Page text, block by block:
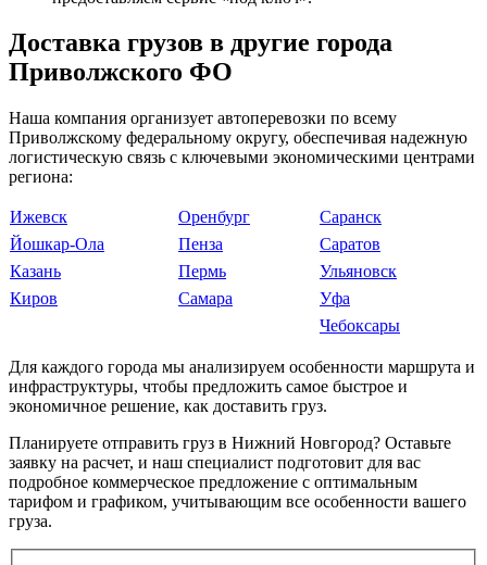
Доставка грузов в другие города
Приволжского ФО
Наша компания организует автоперевозки по всему
Приволжскому федеральному округу, обеспечивая надежную
логистическую связь с ключевыми экономическими центрами
региона:
Ижевск Оренбург
Саранск
Йошкар-Ола
Пенза
Саратов
Казань
Пермь
Ульяновск
Киров
Самара
Уфа
Чебоксары
Для каждого города мы анализируем особенности маршрута и
инфраструктуры, чтобы предложить самое быстрое и
экономичное решение, как доставить груз.
Планируете отправить груз в Нижний Новгород? Оставьте
заявку на расчет, и наш специалист подготовит для вас
подробное коммерческое предложение с оптимальным
тарифом и графиком, учитывающим все особенности вашего
груза.